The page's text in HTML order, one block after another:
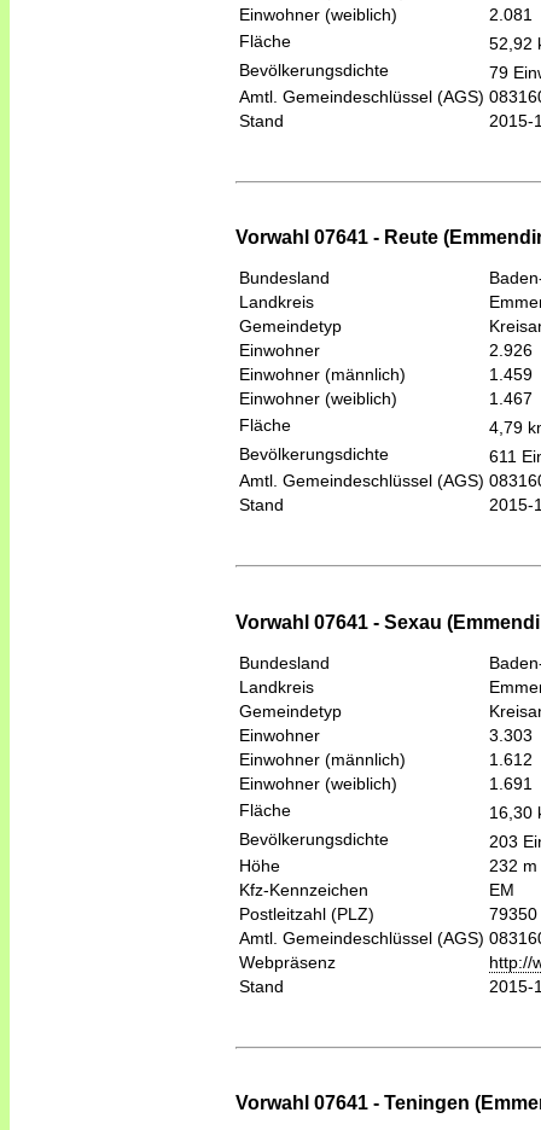
Einwohner (weiblich)
2.081
Fläche
52,92
Bevölkerungsdichte
79
Amtl. Gemeindeschlüssel (AGS)
Stand
2015-
Vorwahl 07641 - Reute
Bundesland
Landkreis
Gemeindetyp
Einwohner
2.926
Einwohner (männlich)
1.459
Einwohner (weiblich)
1.467
Fläche
4,79
Bevölkerungsdichte
611
Amtl. Gemeindeschlüssel (AGS)
Stand
2015-
Vorwahl 07641 - Sexau
Bundesland
Landkreis
Gemeindetyp
Einwohner
3.303
Einwohner (männlich)
1.612
Einwohner (weiblich)
1.691
Fläche
16,30
Bevölkerungsdichte
203
Höhe
232
Kfz-Kennzeichen
EM
Postleitzahl (PLZ)
79350
Amtl. Gemeindeschlüssel (AGS)
Webpräsenz
http://
Stand
2015-
Vorwahl 07641 - Teningen